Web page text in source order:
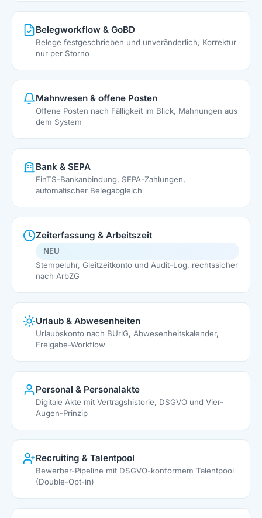
Belegworkflow & GoBD
Belege festgeschrieben und unveränderlich, Korrektur
nur per Storno
Mahnwesen & offene Posten
Offene Posten nach Fälligkeit im Blick, Mahnungen aus
dem System
Bank & SEPA
FinTS-Bankanbindung, SEPA-Zahlungen,
automatischer Belegabgleich
Zeiterfassung & Arbeitszeit
NEU
Stempeluhr, Gleitzeitkonto und Audit-Log, rechtssicher
nach ArbZG
Urlaub & Abwesenheiten
Urlaubskonto nach BUrlG, Abwesenheitskalender,
Freigabe-Workflow
Personal & Personalakte
Digitale Akte mit Vertragshistorie, DSGVO und Vier-
Augen-Prinzip
Recruiting & Talentpool
Bewerber-Pipeline mit DSGVO-konformem Talentpool
(Double-Opt-in)